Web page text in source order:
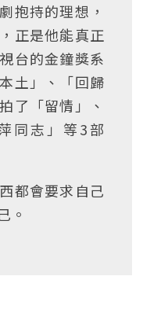
抱持的理想，
正是他能真正
台的金鐘獎系
土」、「回歸
了「留情」、
同志」等3部
都會要求自己
。